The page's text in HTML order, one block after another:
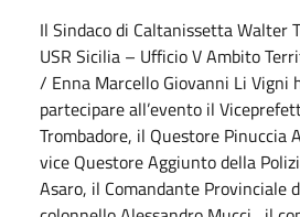
Il Sindaco di Caltanissetta Walter
USR Sicilia – Ufficio V Ambito
/ Enna Marcello Giovanni Li Vigni
partecipare all’evento il
Trombadore, il Questore Pinuccia
vice Questore Aggiunto della
Asaro, il Comandante Provinciale